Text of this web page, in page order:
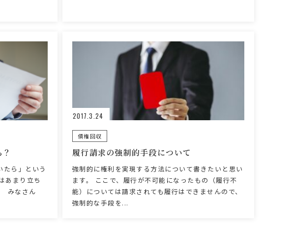
ら」という
あまり立ち
みなさん
2017.3.24
債権回収
履行請求の強制的手段について
強制的に権利を実現する方法について書きたいと思い
ます。 ここで、履行が不可能になったもの（履行不
能）については請求されても履行はできませんので、
強制的な手段を...